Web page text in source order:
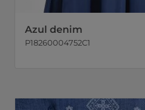
Azul denim
P18260004752C1